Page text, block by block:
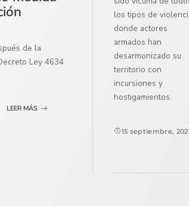
de la
Ley 4634
LEER MÁS
los tipos de
donde actores
armados han
desarmonizado su
territorio con
incursiones y
hostigamientos.
15 septiembre,